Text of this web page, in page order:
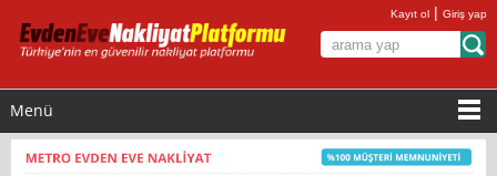
Kayıt ol |Giriş yap
Menü